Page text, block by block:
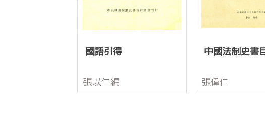
國語引得
張以仁編
中國法制史書
張偉仁